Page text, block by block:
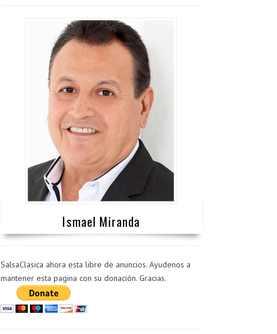
Ismael Miranda
SalsaClasica ahora esta libre de anuncios. Ayudenos a
mantener esta pagina con su donación. Gracias.